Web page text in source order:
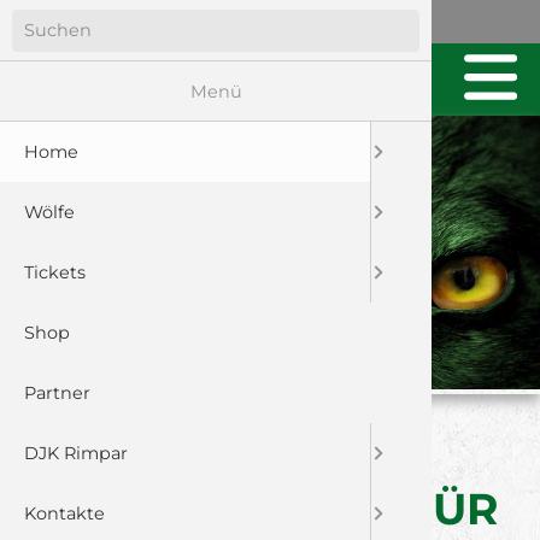
BITTERER
JAHRESAUFTAKT FÜR
Menü
Home
Wölfe
Tickets
Shop
Partner
DJK Rimpar
Kontakte